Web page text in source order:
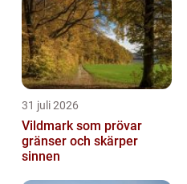
31 juli 2026
Vildmark som prövar
gränser och skärper
sinnen